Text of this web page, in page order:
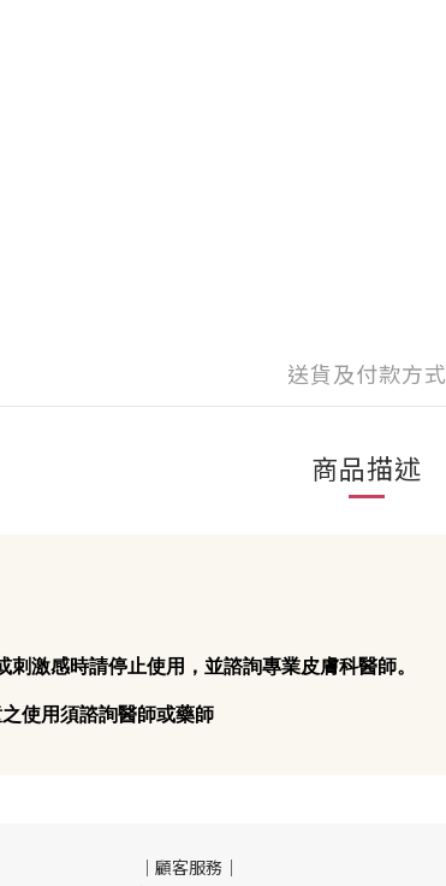
送貨及付款方式
商品描述
激感時請停止使用，並諮詢專業皮膚科醫師。
使用須諮詢醫師或藥師
｜顧客服務｜